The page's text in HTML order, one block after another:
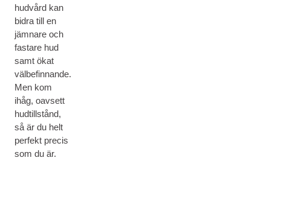
hudvård kan
bidra till en
jämnare och
fastare hud
samt ökat
välbefinnande.
Men kom
ihåg, oavsett
hudtillstånd,
så är du helt
perfekt precis
som du är.